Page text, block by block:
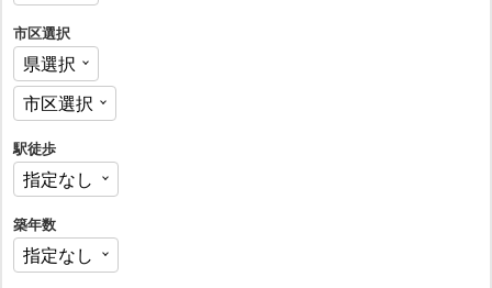
市区選択
駅徒歩
築年数